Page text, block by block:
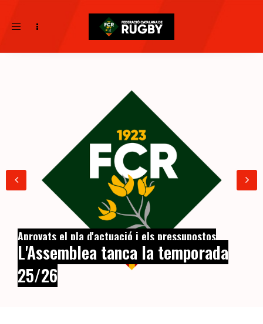
Toggle
Aprovats el pla d'actuació i els pressupostos
L'Assemblea tanca la temporada
25/26